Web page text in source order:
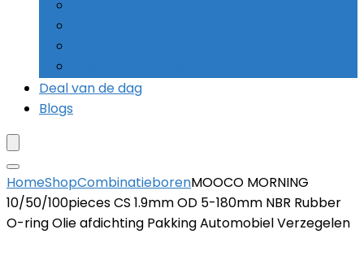
Deal van de dag
Blogs
HomeShopCombinatieborenMOOCO MORNING
10/50/100pieces CS 1.9mm OD 5-180mm NBR Rubber
O-ring Olie afdichting Pakking Automobiel Verzegelen